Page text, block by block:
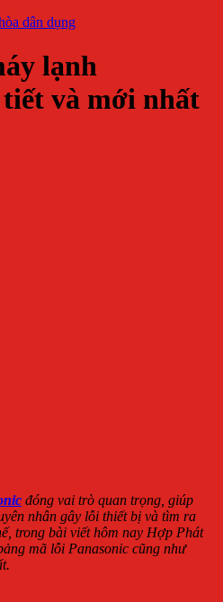
dân dụng
lạnh
và mới nhất
đóng vai trò quan trọng, giúp
nhân gây lỗi thiết bị và tìm ra
trong bài viết hôm nay Hợp Phát
mã lỗi Panasonic cũng như